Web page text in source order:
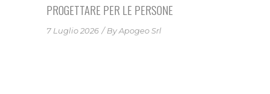
PROGETTARE PER LE PERSONE
7 Luglio 2026 ByApogeo Srl